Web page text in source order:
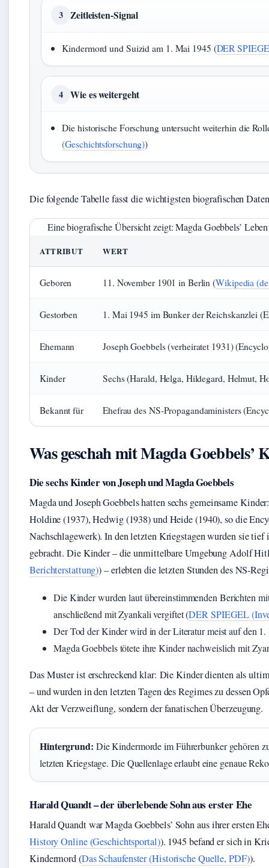
3 Zeitleisten-Signal
Kindermord und Suizid am 1. Mai 1945 (DER
4 Wie es weitergeht
Die historische Forschung untersucht weiterhin die
(Geschichtsforschung))
Die folgende Tabelle fasst die wichtigsten biografischen
Eine biografische Übersicht zeigt: Magda Goebbels’
ATTRIBUT WERT
Geboren 11. November 1901 in Berlin (Wikipedia
Gestorben 1. Mai 1945 im Bunker der Reichskanzlei
Ehemann Joseph Goebbels (verheiratet 1931)
Kinder Sechs (Harald, Helga, Hildegard, Helmut,
Bekannt für Ehefrau des NS-Propagandaministers
Was geschah mit Magda Goebbels’
Die sechs Kinder von Joseph und Magda Goebbels
Magda und Joseph Goebbels hatten sechs gemeinsame
Holdine (1937), Hedwig (1938) und Heide (1940), so die
Nachschlagewerk). In den letzten Kriegstagen wurden sie
gebracht. Die Kinder – die unmittelbare Umgebung Adolf
Berichterstattung)) – erlebten die letzten Stunden des NS-
Die Kinder wurden laut übereinstimmenden Berichten
anschließend mit Zyankali vergiftet (DER SPIEGEL
Der Tod der Kinder wird in der Literatur meist auf den
Magda Goebbels tötete ihre Kinder nachweislich mit
Das Muster ist erschreckend klar: Die Kinder dienten als
– und wurden in den letzten Tagen des Regimes zu dessen
Akt der Verzweiflung, sondern der fanatischen Überzeugung.
Hintergrund: Die Kindermorde im Führerbunker gehören
letzten Kriegstage. Die Quellenlage erlaubt eine genaue
Harald Quandt – der überlebende Sohn aus erster Ehe
Harald Quandt war Magda Goebbels’ Sohn aus ihrer ersten
History Online (Geschichtsportal)). 1945 befand er sich in
Kindermord (Das Schaufenster (Historische Quelle, PDF)).